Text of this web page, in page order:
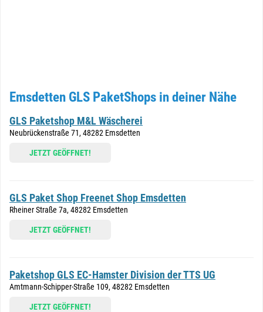
Emsdetten GLS PaketShops in deiner Nähe
GLS Paketshop M&L Wäscherei
Neubrückenstraße 71, 48282 Emsdetten
JETZT GEÖFFNET!
GLS Paket Shop Freenet Shop Emsdetten
Rheiner Straße 7a, 48282 Emsdetten
JETZT GEÖFFNET!
Paketshop GLS EC-Hamster Division der TTS UG
Amtmann-Schipper-Straße 109, 48282 Emsdetten
JETZT GEÖFFNET!